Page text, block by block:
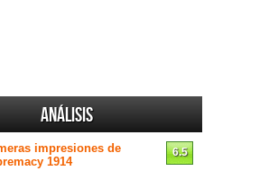
Análisis
impresiones de
1914
6.5